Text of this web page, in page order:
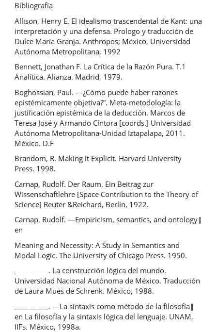
Bibliografía
Allison, Henry E. El idealismo trascendental de Kant: una
interpretación y una defensa. Prologo y traducción de
Dulce María Granja. Anthropos; México, Universidad
Autónoma Metropolitana, 1992
Bennett, Jonathan F. La Crítica de la Razón Pura. T.1
Analítica. Alianza. Madrid, 1979.
Boghossian, Paul. ―¿Cómo puede haber razones
epistémicamente objetiva?”. Meta-metodología: la
justificación epistémica de la deducción. Marcos de
Teresa José y Armando Cíntora [coords.] Universidad
Autónoma Metropolitana-Unidad Iztapalapa, 2011.
México. D.F
Brandom, R. Making it Explicit. Harvard University
Press. 1998.
Carnap, Rudolf. Der Raum. Ein Beitrag zur
Wissenschaftlehre [Space Contribution to the Theory of
Science] Reuter &Reichard, Berlin, 1922.
Carnap, Rudolf. ―Empiricism, semantics, and ontology‖
en
Meaning and Necessity: A Study in Semantics and
Modal Logic. The University of Chicago Press. 1950.
__________. La construcción lógica del mundo.
Universidad Nacional Autónoma de México. Traducción
de Laura Mues de Schrenk. México, 1988.
__________. ―La sintaxis como método de la filosofía‖
en La filosofía y la sintaxis lógica del lenguaje. UNAM,
IIFs. México, 1998a.